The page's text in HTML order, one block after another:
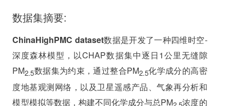
数据集摘要:
ChinaHighPMC dataset数据是开发了一种四维时空-
深度森林模型，以CHAP数据集中逐日1公里无缝隙
PM2.5数据集为约束，通过整合PM2.5化学成分的高密
度地基观测网络，以及卫星遥感产品、气象再分析和
模型模拟等数据，构建不同化学成分与总PM
浓度的